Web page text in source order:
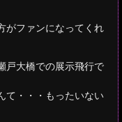
がファンになってくれ
戸大橋での展示飛行で
て・・・もったいない